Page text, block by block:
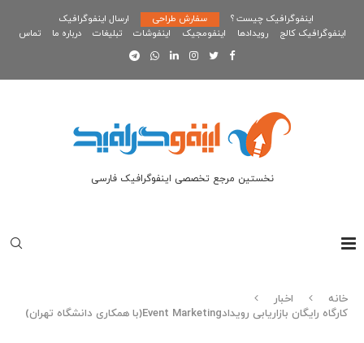
اینفوگرافیک چیست ؟ سفارش طراحی
ارسال اینفوگرافیک
اینفوگرافیک کالج
رویدادها اینفومجیک اینفوشات تبلیغات درباره ما تماس
نخستین مرجع تخصصی اینفوگرافیک فارسی
خانه
اخبار
کارگاه رایگان بازاریابی رویدادEvent Marketing(با همکاری دانشگاه تهران)